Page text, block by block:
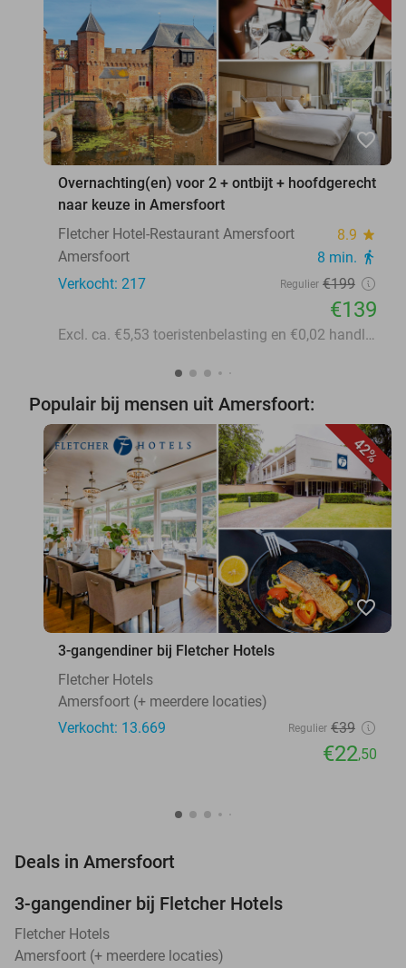
favorite_border
Overnachting(en) voor 2 + ontbijt + hoofdgerecht
naar keuze in Amersfoort
Fletcher Hotel-Restaurant Amersfoort
8.9 star
Amersfoort 8 min. directions_walk
Verkocht: 217 Regulier €199
€139
Excl. ca. €5,53 toeristenbelasting en €0,02 handling p.p.p.n.
Populair bij mensen uit Amersfoort:
42%
favorite_border
3-gangendiner bij Fletcher Hotels
Fletcher Hotels
Amersfoort (+ meerdere locaties)
Verkocht: 13.669
Regulier €39
€22,50
Deals in Amersfoort
3-gangendiner bij Fletcher Hotels
Fletcher Hotels
Amersfoort (+ meerdere locaties)